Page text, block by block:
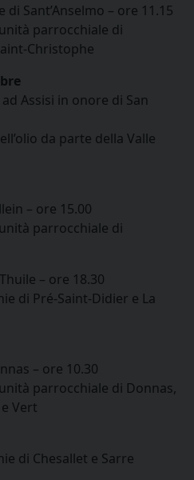
Sant’Anselmo – ore 11.15
parrocchiale di
Christophe
Assisi in onore di San
da parte della Valle
– ore 15.00
parrocchiale di
– ore 18.30
di Pré-Saint-Didier e La
– ore 10.30
parrocchiale di Donnas,
Vert
di Chesallet e Sarre